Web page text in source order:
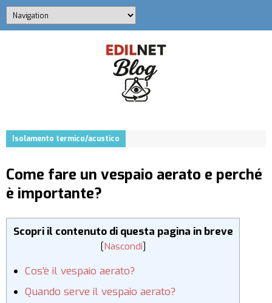
Isolamento termico/acustico
Come fare un vespaio aerato e perché
è importante?
Scopri il contenuto di questa pagina in breve
[Nascondi]
Cos’è il vespaio aerato?
Quando serve il vespaio aerato?